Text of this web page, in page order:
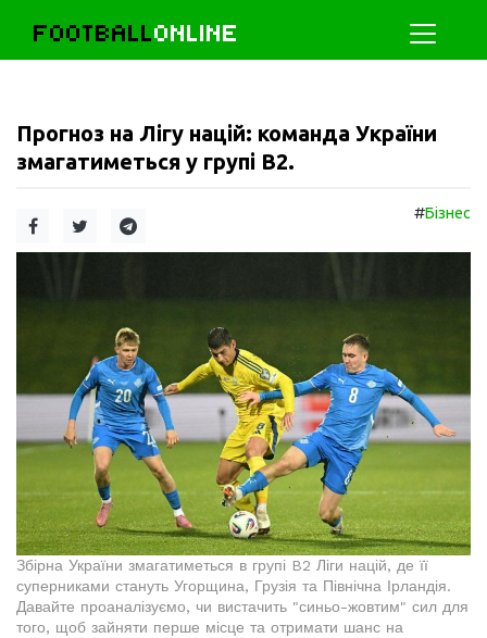
FOOTBALLONLINE
Прогноз на Лігу націй: команда України
змагатиметься у групі В2.
#Бізнес
Збірна України змагатиметься в групі B2 Ліги націй, де її
суперниками стануть Угорщина, Грузія та Північна Ірландія.
Давайте проаналізуємо, чи вистачить "синьо-жовтим" сил для
того, щоб зайняти перше місце та отримати шанс на